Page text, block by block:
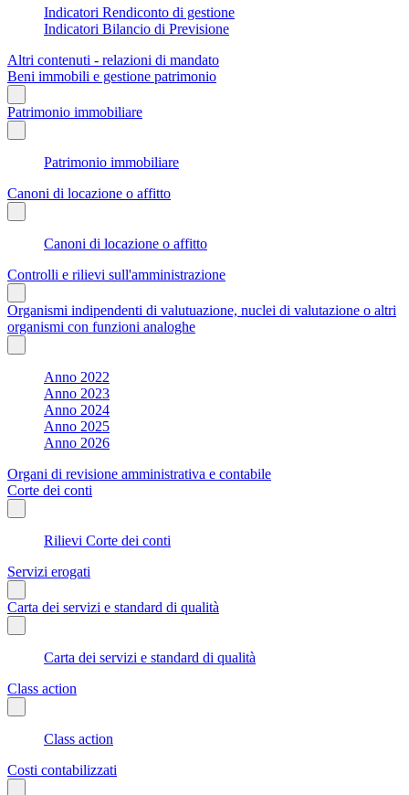
Indicatori Rendiconto di gestione
Indicatori Bilancio di Previsione
Altri contenuti - relazioni di mandato
Beni immobili e gestione patrimonio
Patrimonio immobiliare
Patrimonio immobiliare
Canoni di locazione o affitto
Canoni di locazione o affitto
Controlli e rilievi sull'amministrazione
Organismi indipendenti di valutuazione, nuclei di valutazione o altri
organismi con funzioni analoghe
Anno 2022
Anno 2023
Anno 2024
Anno 2025
Anno 2026
Organi di revisione amministrativa e contabile
Corte dei conti
Rilievi Corte dei conti
Servizi erogati
Carta dei servizi e standard di qualità
Carta dei servizi e standard di qualità
Class action
Class action
Costi contabilizzati